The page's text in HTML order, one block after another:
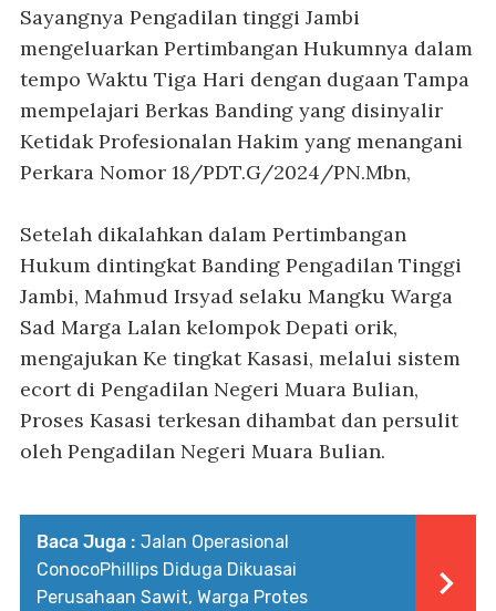
Sayangnya Pengadilan tinggi Jambi
mengeluarkan Pertimbangan Hukumnya dalam
tempo Waktu Tiga Hari dengan dugaan Tampa
mempelajari Berkas Banding yang disinyalir
Ketidak Profesionalan Hakim yang menangani
Perkara Nomor 18/PDT.G/2024/PN.Mbn,
Setelah dikalahkan dalam Pertimbangan
Hukum dintingkat Banding Pengadilan Tinggi
Jambi, Mahmud Irsyad selaku Mangku Warga
Sad Marga Lalan kelompok Depati orik,
mengajukan Ke tingkat Kasasi, melalui sistem
ecort di Pengadilan Negeri Muara Bulian,
Proses Kasasi terkesan dihambat dan persulit
oleh Pengadilan Negeri Muara Bulian.
Baca Juga : Jalan Operasional
ConocoPhillips Diduga Dikuasai
Perusahaan Sawit, Warga Protes